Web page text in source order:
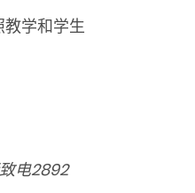
学和学生
电2892